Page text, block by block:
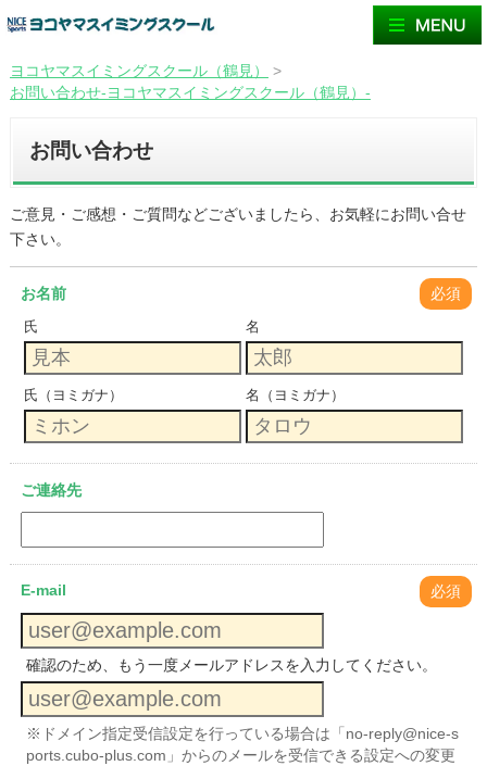
ヨコヤマスイミングスクール（鶴見）
>
お問い合わせ-ヨコヤマスイミングスクール（鶴見）-
お問い合わせ
ご意見・ご感想・ご質問などございましたら、お気軽にお問い合せ
下さい。
お名前 必須
氏 名
氏（ヨミガナ） 名（ヨミガナ）
ご連絡先
E-mail 必須
確認のため、もう一度メールアドレスを入力してください。
※ドメイン指定受信設定を行っている場合は「no-reply@nice-s
ports.cubo-plus.com」からのメールを受信できる設定への変更